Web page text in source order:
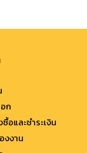
ก
อและชำระเงิน
งงาน